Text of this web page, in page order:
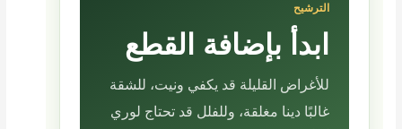
الترشيح
ابدأ بإضافة القطع
للأغراض القليلة قد يكفي ونيت، للشقة
غالبًا دينا مغلقة، وللفلل قد تحتاج لوري